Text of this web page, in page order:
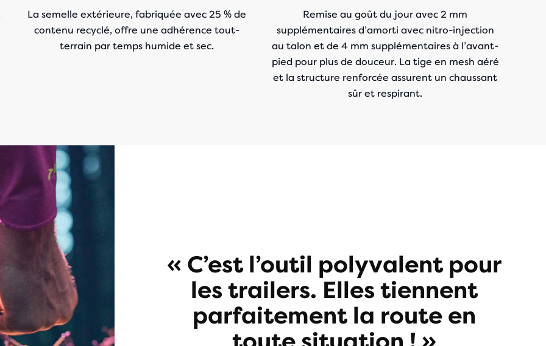
La semelle extérieure, fabriquée avec 25 % de
contenu recyclé, offre une adhérence tout-
terrain par temps humide et sec.
Remise au goût du jour avec 2 mm
supplémentaires d’amorti avec nitro-injection
au talon et de 4 mm supplémentaires à l’avant-
pied pour plus de douceur. La tige en mesh aéré
et la structure renforcée assurent un chaussant
sûr et respirant.
« C’est l’outil polyvalent pour
les trailers. Elles tiennent
parfaitement la route en